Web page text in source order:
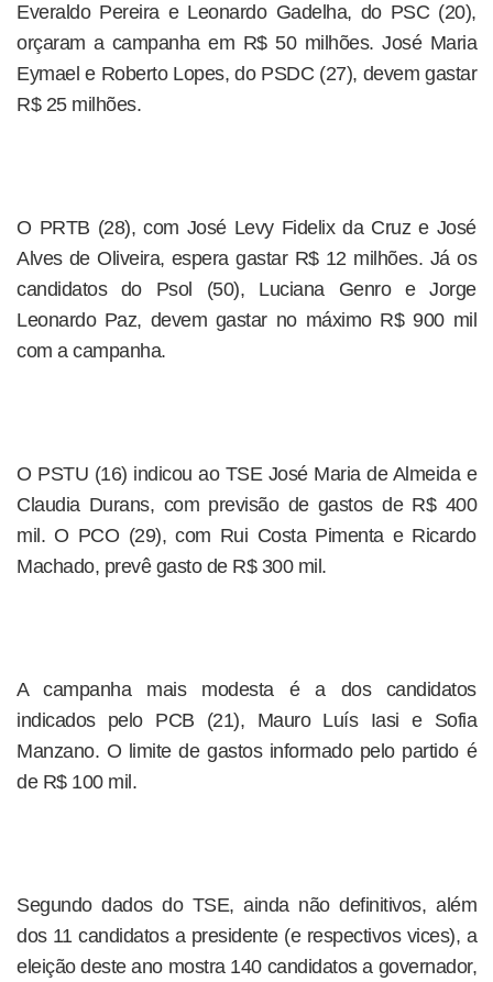
Everaldo Pereira e Leonardo Gadelha, do PSC (20),
orçaram a campanha em R$ 50 milhões. José Maria
Eymael e Roberto Lopes, do PSDC (27), devem gastar
R$ 25 milhões.
O PRTB (28), com José Levy Fidelix da Cruz e José
Alves de Oliveira, espera gastar R$ 12 milhões. Já os
candidatos do Psol (50), Luciana Genro e Jorge
Leonardo Paz, devem gastar no máximo R$ 900 mil
com a campanha.
O PSTU (16) indicou ao TSE José Maria de Almeida e
Claudia Durans, com previsão de gastos de R$ 400
mil. O PCO (29), com Rui Costa Pimenta e Ricardo
Machado, prevê gasto de R$ 300 mil.
A campanha mais modesta é a dos candidatos
indicados pelo PCB (21), Mauro Luís Iasi e Sofia
Manzano. O limite de gastos informado pelo partido é
de R$ 100 mil.
Segundo dados do TSE, ainda não definitivos, além
dos 11 candidatos a presidente (e respectivos vices), a
eleição deste ano mostra 140 candidatos a governador,